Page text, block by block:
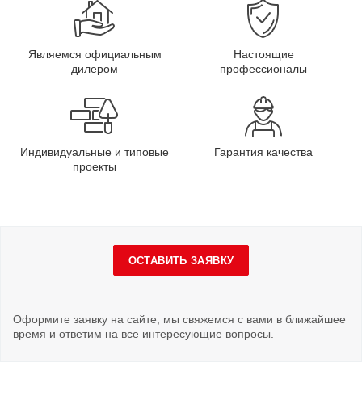
Являемся официальным
дилером
Настоящие
профессионалы
Индивидуальные и типовые
проекты
Гарантия качества
ОСТАВИТЬ ЗАЯВКУ
Оформите заявку на сайте, мы свяжемся с вами в ближайшее
время и ответим на все интересующие вопросы.